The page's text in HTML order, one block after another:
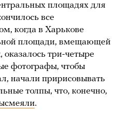
площадях для
все
когда в Харькове
площади, вмещающей
оказалось три-четыре
фотографы, чтобы
начали пририсовывать
толпы, что, конечно,
.